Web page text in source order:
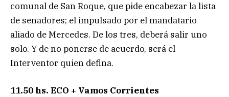
comunal de San Roque, que pide encabezar la lista
de senadores; el impulsado por el mandatario
aliado de Mercedes. De los tres, deberá salir uno
solo. Y de no ponerse de acuerdo, será el
Interventor quien defina.
11.50 hs. ECO + Vamos Corrientes